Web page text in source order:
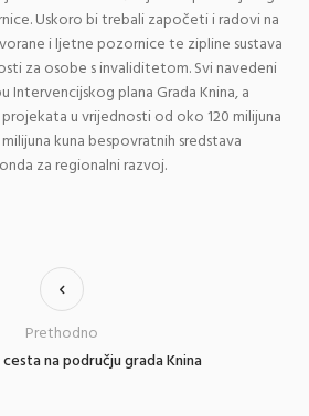
Uskoro bi trebali započeti i radovi na
i ljetne pozornice te zipline sustava
za osobe s invaliditetom. Svi navedeni
Intervencijskog plana Grada Knina, a
u vrijednosti od oko 120 milijuna
kuna bespovratnih sredstava
za regionalni razvoj.
na području grada Knina
Prethodno